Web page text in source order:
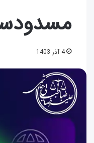
4 آذر 1403